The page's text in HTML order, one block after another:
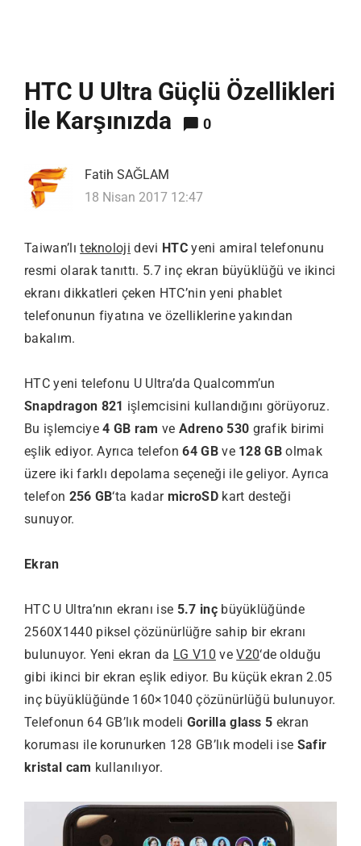
HTC U Ultra Güçlü Özellikleri
İle Karşınızda
0
Fatih SAĞLAM
18 Nisan 2017 12:47
Taiwan’lıteknoloji devi HTCyeni amiral telefonunu
resmi olarak tanıttı. 5.7 inç ekran büyüklüğü ve ikinci
ekranı dikkatleri çeken HTC’nin yeni phablet
telefonunun fiyatına ve özelliklerine yakından
bakalım.
HTC yeni telefonu U Ultra’da Qualcomm’un
Snapdragon 821 işlemcisini kullandığını görüyoruz.
Bu işlemciye4 GB ram veAdreno 530 grafik birimi
eşlik ediyor. Ayrıca telefon64 GBve 128 GB olmak
üzere iki farklı depolama seçeneği ile geliyor. Ayrıca
telefon 256 GB‘ta kadar microSDkart desteği
sunuyor.
Ekran
HTC U Ultra’nın ekranı ise 5.7 inçbüyüklüğünde
2560X1440 piksel çözünürlüğre sahip bir ekranı
bulunuyor. Yeni ekran da LG V10 veV20‘de olduğu
gibi ikinci bir ekran eşlik ediyor. Bu küçük ekran 2.05
inç büyüklüğünde 160×1040 çözünürlüğü bulunuyor.
Telefonun 64 GB’lık modeli Gorilla glass 5 ekran
koruması ile korunurken 128 GB’lık modeli ise Safir
kristal cam kullanılıyor.